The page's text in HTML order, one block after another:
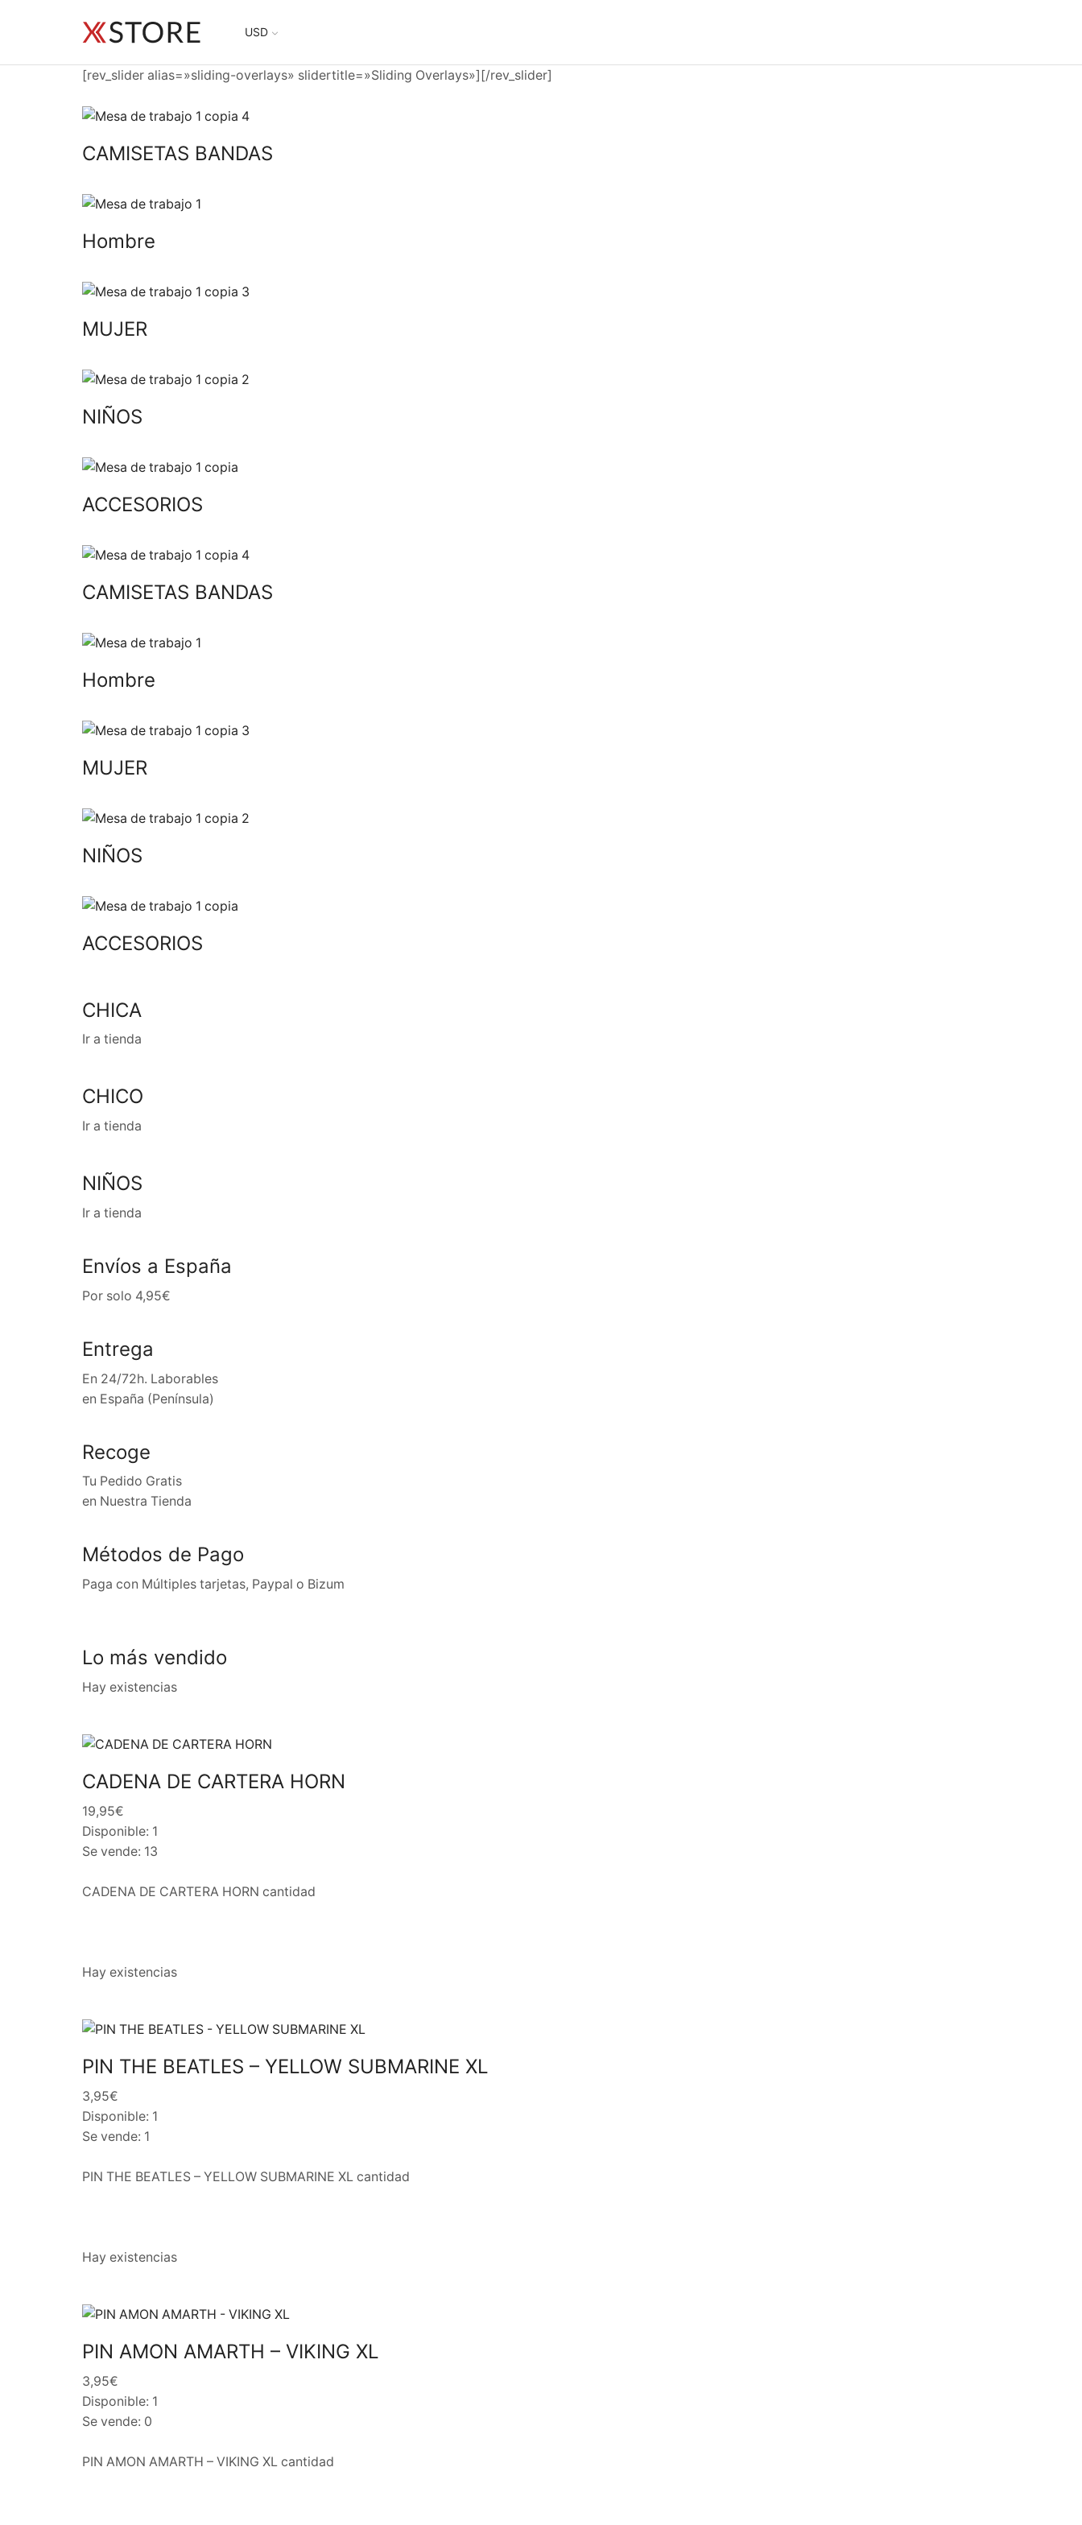
USD
[rev_slider alias=»sliding-overlays» slidertitle=»Sliding Overlays»][/rev_slider]
CAMISETAS BANDAS
Hombre
MUJER
NIÑOS
ACCESORIOS
CAMISETAS BANDAS
Hombre
MUJER
NIÑOS
ACCESORIOS
CHICA
Ir a tienda
CHICO
Ir a tienda
NIÑOS
Ir a tienda
Envíos a España
Por solo 4,95€
Entrega
En 24/72h. Laborables
en España (Península)
Recoge
Tu Pedido Gratis
en Nuestra Tienda
Métodos de Pago
Paga con Múltiples tarjetas, Paypal o Bizum
Lo más vendido
Hay existencias
CADENA DE CARTERA HORN
19,95€
Disponible: 1
Se vende: 13
CADENA DE CARTERA HORN cantidad
Hay existencias
PIN THE BEATLES – YELLOW SUBMARINE XL
3,95€
Disponible: 1
Se vende: 1
PIN THE BEATLES – YELLOW SUBMARINE XL cantidad
Hay existencias
PIN AMON AMARTH – VIKING XL
3,95€
Disponible: 1
Se vende: 0
PIN AMON AMARTH – VIKING XL cantidad